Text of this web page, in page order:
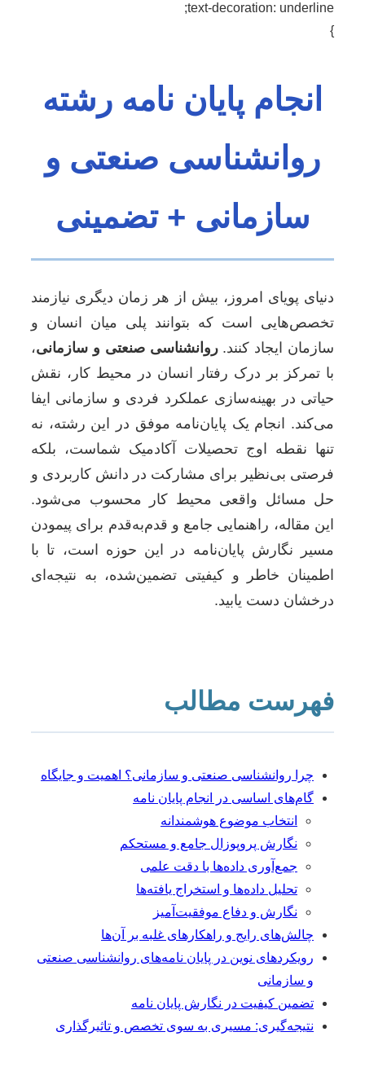
text-decoration: underline;
}
انجام پایان نامه رشته
روانشناسی صنعتی و
سازمانی + تضمینی
دنیای پویای امروز، بیش از هر زمان دیگری نیازمند
تخصص‌هایی است که بتوانند پلی میان انسان و
سازمان ایجاد کنند.روانشناسی صنعتی و سازمانی،
با تمرکز بر درک رفتار انسان در محیط کار، نقش
حیاتی در بهینه‌سازی عملکرد فردی و سازمانی ایفا
می‌کند. انجام یک پایان‌نامه موفق در این رشته، نه
تنها نقطه اوج تحصیلات آکادمیک شماست، بلکه
فرصتی بی‌نظیر برای مشارکت در دانش کاربردی و
حل مسائل واقعی محیط کار محسوب می‌شود.
این مقاله، راهنمایی جامع و قدم‌به‌قدم برای پیمودن
مسیر نگارش پایان‌نامه در این حوزه است، تا با
اطمینان خاطر و کیفیتی تضمین‌شده، به نتیجه‌ای
درخشان دست یابید.
فهرست مطالب
چرا روانشناسی صنعتی و سازمانی؟ اهمیت و جایگاه
گام‌های اساسی در انجام پایان نامه
انتخاب موضوع هوشمندانه
نگارش پروپوزال جامع و مستحکم
جمع‌آوری داده‌ها با دقت علمی
تحلیل داده‌ها و استخراج یافته‌ها
نگارش و دفاع موفقیت‌آمیز
چالش‌های رایج و راهکارهای غلبه بر آن‌ها
رویکردهای نوین در پایان نامه‌های روانشناسی صنعتی
و سازمانی
تضمین کیفیت در نگارش پایان نامه
نتیجه‌گیری: مسیری به سوی تخصص و تاثیرگذاری